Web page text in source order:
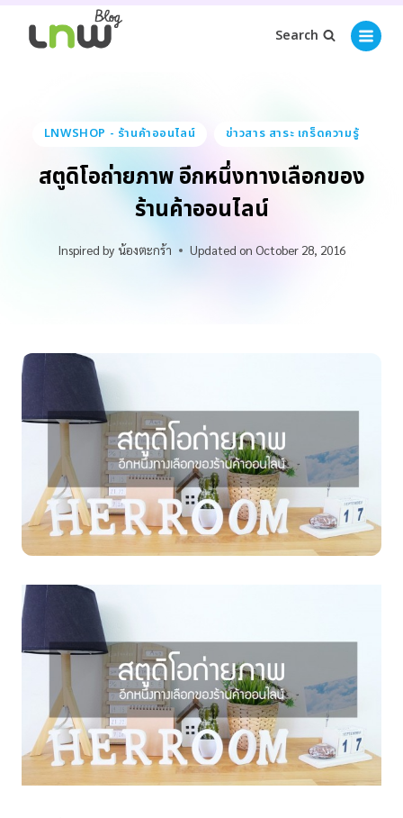
Search
LNWSHOP - ร้านค้าออนไลน์ ข่าวสาร สาระ เกร็ดความรู้
สตูดิโอถ่ายภาพ อีกหนึ่งทางเลือกของ
ร้านค้าออนไลน์
Inspired by น้องตะกร้า Updated on October 28, 2016